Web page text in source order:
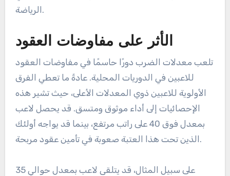
الرياضة.
الأثر على مفاوضات العقود
تلعب معدلات الضرب دورًا حاسمًا في مفاوضات العقود
للاعبين في الدوريات المحلية. عادةً ما تعطي الفرق
الأولوية للاعبين ذوي المعدلات الأعلى، حيث تشير هذه
الإحصائيات إلى أداء موثوق ومتسق. قد يحصل لاعب
بمعدل فوق 40 على راتب مرتفع، بينما قد يواجه أولئك
الذين تحت هذا العتبة صعوبة في تأمين عقود مربحة.
على سبيل المثال، قد يتلقى لاعب بمعدل حوالي 35